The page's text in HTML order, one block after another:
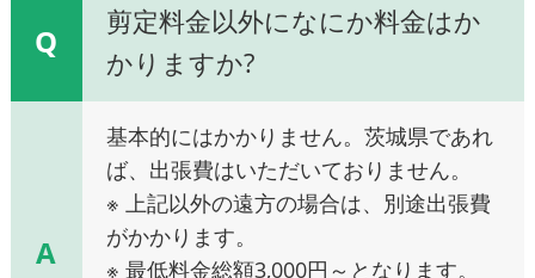
Q
剪定料金以外になにか料金はか
かりますか?
A
基本的にはかかりません。茨城県であれ
ば、出張費はいただいておりません。
※ 上記以外の遠方の場合は、別途出張費
がかかります。
※ 最低料金総額3,000円～となります。